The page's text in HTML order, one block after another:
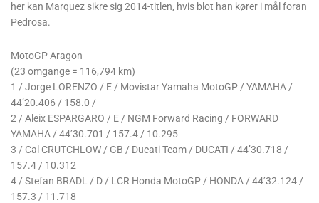
her kan Marquez sikre sig 2014-titlen, hvis blot han kører i mål foran
Pedrosa.
MotoGP Aragon
(23 omgange = 116,794 km)
1 / Jorge LORENZO / E / Movistar Yamaha MotoGP / YAMAHA /
44’20.406 / 158.0 /
2 / Aleix ESPARGARO / E / NGM Forward Racing / FORWARD
YAMAHA / 44’30.701 / 157.4 / 10.295
3 / Cal CRUTCHLOW / GB / Ducati Team / DUCATI / 44’30.718 /
157.4 / 10.312
4 / Stefan BRADL / D / LCR Honda MotoGP / HONDA / 44’32.124 /
157.3 / 11.718